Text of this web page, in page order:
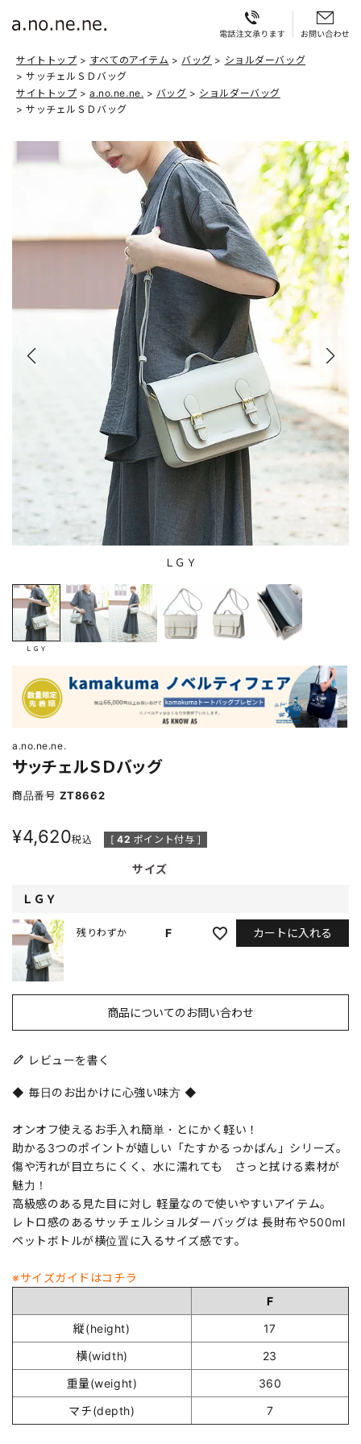
サイトトップ すべてのアイテム バッグ
ショルダーバッグ
サッチェルＳＤバッグ
サイトトップ
a.no.ne.ne. バッグ
ショルダーバッグ
サッチェルＳＤバッグ
ＬＧＹ
ＬＧＹ
a.no.ne.ne.
サッチェルＳＤバッグ
商品番号 ZT8662
¥4,620税込 [ 42 ポイント付与 ]
サイズ
ＬＧＹ
F
残りわずか カートに入れる
商品についてのお問い合わせ
レビューを書く
◆ 毎日のお出かけに心強い味方 ◆
オンオフ使えるお手入れ簡単・とにかく軽い！
助かる3つのポイントが嬉しい「たすかるっかばん」シリーズ。
傷や汚れが目立ちにくく、水に濡れても さっと拭ける素材が
魅力！
高級感のある見た目に対し 軽量なので使いやすいアイテム。
レトロ感のあるサッチェルショルダーバッグは 長財布や500ml
ペットボトルが横位置に入るサイズ感です。
※サイズガイドはコチラ
F
縦(height)
17
横(width)
23
重量(weight)
360
マチ(depth)
7